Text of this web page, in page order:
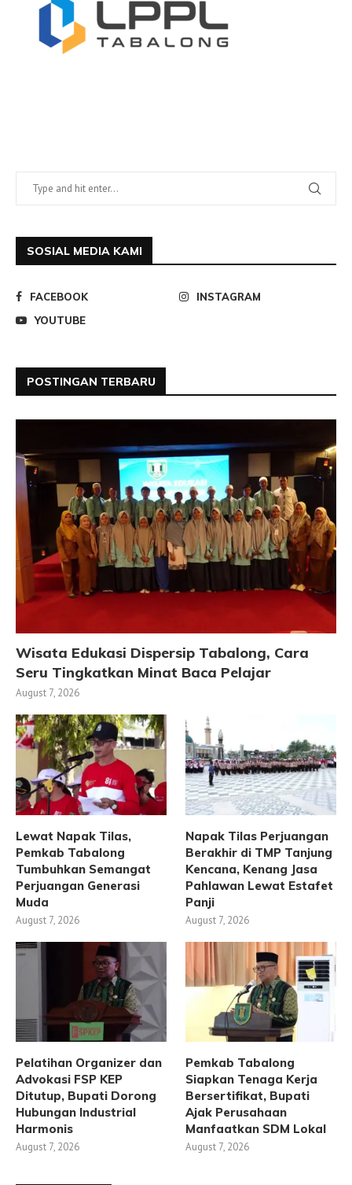
SOSIAL MEDIA KAMI
FACEBOOK
INSTAGRAM
YOUTUBE
POSTINGAN TERBARU
Wisata Edukasi Dispersip Tabalong, Cara
Seru Tingkatkan Minat Baca Pelajar
August 7, 2026
Lewat Napak Tilas,
Pemkab Tabalong
Tumbuhkan Semangat
Perjuangan Generasi
Muda
August 7, 2026
Napak Tilas Perjuangan
Berakhir di TMP Tanjung
Kencana, Kenang Jasa
Pahlawan Lewat Estafet
Panji
August 7, 2026
Pelatihan Organizer dan
Advokasi FSP KEP
Ditutup, Bupati Dorong
Hubungan Industrial
Harmonis
August 7, 2026
Pemkab Tabalong
Siapkan Tenaga Kerja
Bersertifikat, Bupati
Ajak Perusahaan
Manfaatkan SDM Lokal
August 7, 2026